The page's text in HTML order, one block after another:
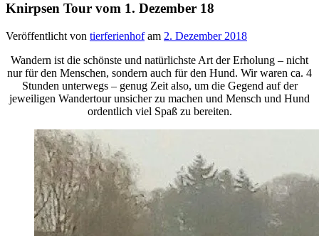
Knirpsen Tour vom 1. Dezember 18
Veröffentlicht von tierferienhofam 2. Dezember 2018
Wandern ist die schönste und natürlichste Art der Erholung – nicht
nur für den Menschen, sondern auch für den Hund. Wir waren ca. 4
Stunden unterwegs – genug Zeit also, um die Gegend auf der
jeweiligen Wandertour unsicher zu machen und Mensch und Hund
ordentlich viel Spaß zu bereiten.